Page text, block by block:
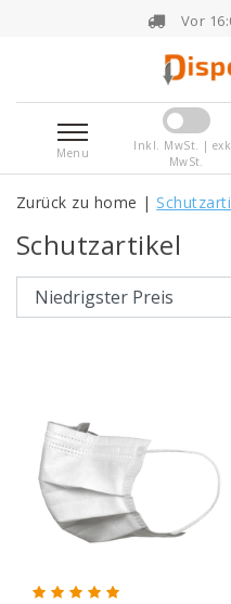
Vor 16:00 Uhr
Menu
Inkl. MwSt. |
MwSt.
Zurück zu home |
Schutzartikel